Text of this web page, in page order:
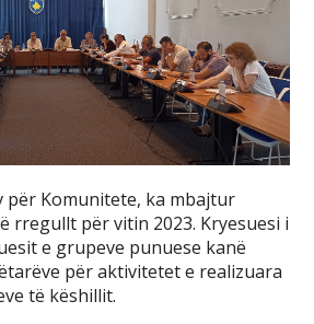
për Komunitete, ka mbajtur
rregullt për vitin 2023. Kryesuesi i
e grupeve punuese kanë
për aktivitetet e realizuara
të këshillit.